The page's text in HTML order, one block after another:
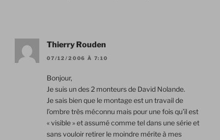
Thierry Rouden
07/12/2006 À 7:10
Bonjour,
Je suis un des 2 monteurs de David Nolande.
Je sais bien que le montage est un travail de
l’ombre très méconnu mais pour une fois qu’il est
« visible » et assumé comme tel dans une série et
sans vouloir retirer le moindre mérite à mes